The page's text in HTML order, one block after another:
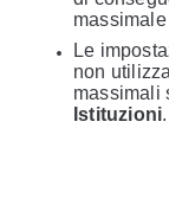
Le
non
massimali
Istituzioni.